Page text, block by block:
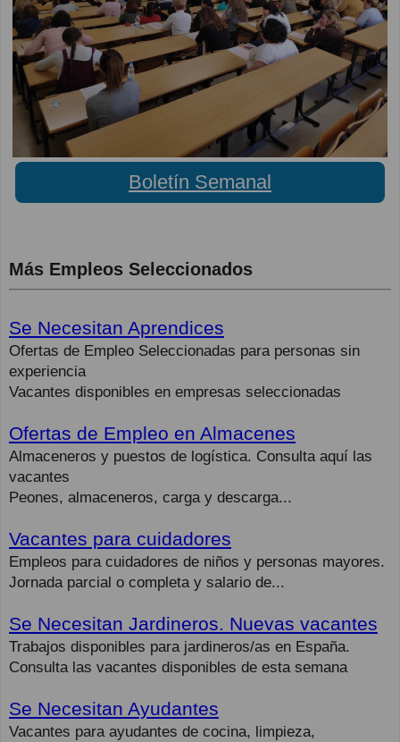
Boletín Semanal
Más Empleos Seleccionados
Se Necesitan Aprendices
Ofertas de Empleo Seleccionadas para personas sin
experiencia
Vacantes disponibles en empresas seleccionadas
Ofertas de Empleo en Almacenes
Almaceneros y puestos de logística. Consulta aquí las
vacantes
Peones, almaceneros, carga y descarga...
Vacantes para cuidadores
Empleos para cuidadores de niños y personas mayores.
Jornada parcial o completa y salario de...
Se Necesitan Jardineros. Nuevas vacantes
Trabajos disponibles para jardineros/as en España.
Consulta las vacantes disponibles de esta semana
Se Necesitan Ayudantes
Vacantes para ayudantes de cocina, limpieza,